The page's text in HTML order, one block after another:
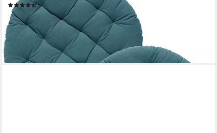
(36)
21,99 € 33,99 €
-35%
lieferbar - in 2-3 Werktagen bei dir
+4